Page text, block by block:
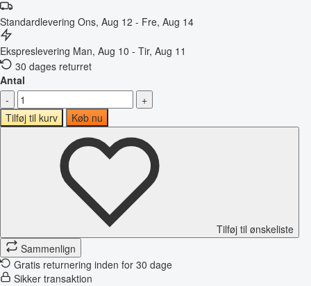
Standardlevering Ons, Aug 12 - Fre, Aug 14
Ekspreslevering Man, Aug 10 - Tir, Aug 11
30 dages returret
Antal
-
+
Tilføj til kurv
Køb nu
Tilføj til ønskeliste
Sammenlign
Gratis returnering inden for 30 dage
Sikker transaktion